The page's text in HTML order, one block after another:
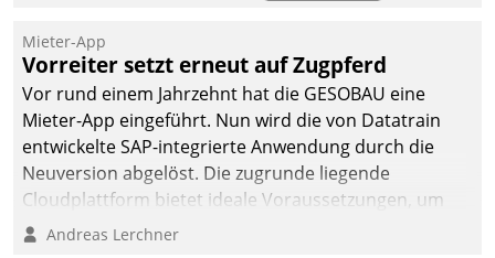
Die monatlichen
Mitteilungen zum
Heizungs- und
Wasserverbrauch gehen
automatisiert, vollständig
und auf Wunsch über
mehrere zuvor
Kommunikationswege bei
Mieter-App
Vorreiter setzt erneut auf Zugpferd
Vor rund einem Jahrzehnt hat die GESOBAU eine
Mieter-App eingeführt. Nun wird die von Datatrain
entwickelte SAP-integrierte Anwendung durch die
Neuversion abgelöst. Die zugrunde liegende
Cloudplattform bietet ideale Voraussetzungen, um
die Funktionalität der App zu erweitern und weitere
Andreas Lerchner